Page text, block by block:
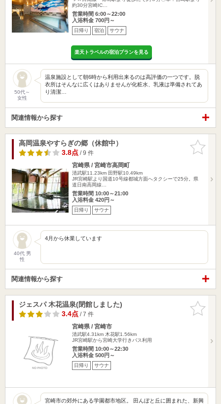
約30分宮崎IC…
営業時間 6:00～22:00
入浴料金 700円～
日帰り 宿泊 サウナ
楽天トラベルの宿泊プランを見る
50代～
女性
温泉施設として朝6時から利用出来るのは高評価の一つです。脱
衣所はそんなに広くはありませんが化粧水、乳液は準備されてあ
り清潔…
関連情報から探す
お気に入
りに追加
高岡温泉やすらぎの郷（休館中）
3.8点/ 9 件
宮崎県 / 宮崎市高岡町
清武駅11.23km 田野駅10.49km
JR宮崎駅より国道10号線都城方面へタクシーで25分。県
道日南高岡線…
営業時間 10:00～21:00
入浴料金 420円～
日帰り サウナ
40代 男
性
4月から休業しています
関連情報から探す
お気に入
りに追加
ジェスパ 木花温泉(閉館しました)
3.4点/ 7 件
宮崎県 / 宮崎市
清武駅4.31km 木花駅1.56km
JR宮崎駅から宮崎大学行きバス利用
営業時間 10:00～22:30
入浴料金 500円～
日帰り サウナ
宮崎市の郊外にある学園都市地区。 田んぼと丘に囲まれた、新興